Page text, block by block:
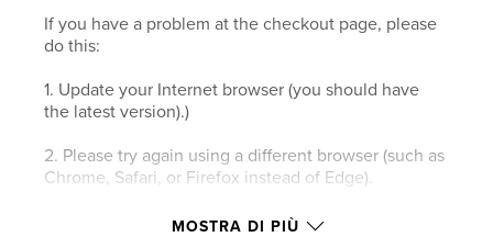
If you have a problem at the checkout page, please
do this:
1. Update your Internet browser (you should have
the latest version).)
2. Please try again using a different browser (such as
Chrome, Safari, or Firefox instead of Edge).
3. Please clear your browser’s cookies and the
MOSTRA DI PIÙ